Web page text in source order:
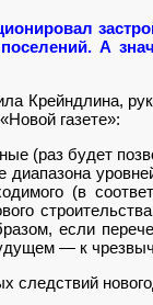
А
Крейндлина,
«Новой газете»:
(раз будет
диапазона
(в
если
— к
следствий